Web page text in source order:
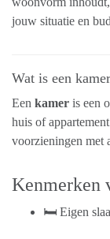
jouw situatie en
Wat is een
Een kamer is een
huis of
voorzieningen met
Kenmerken
🛏️ Eigen